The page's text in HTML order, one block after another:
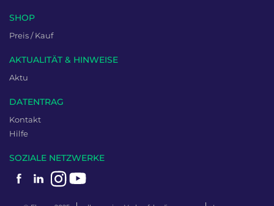
SHOP
Preis / Kauf
AKTUALITÄT & HINWEISE
Aktu
DATENTRAG
Kontakt
Hilfe
SOZIALE NETZWERKE